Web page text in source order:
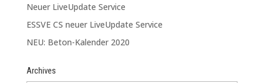
Neuer LiveUpdate Service
ESSVE CS neuer LiveUpdate Service
NEU: Beton-Kalender 2020
Archives